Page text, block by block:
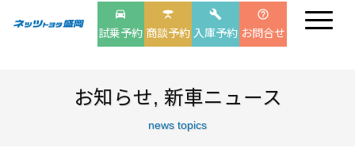
drive_eta
試乗予約
table_bar
商談予約
build
入庫予約
help_outline
お問合せ
お知らせ, 新車ニュース
news topics